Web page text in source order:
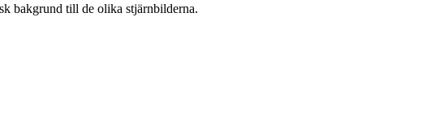
bakgrund till de olika stjärnbilderna.